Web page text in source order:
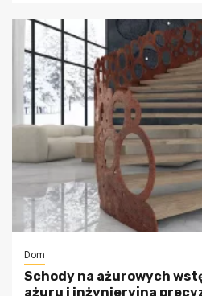
Dom
Schody na ażurowych
ażuru i inżynieryjna